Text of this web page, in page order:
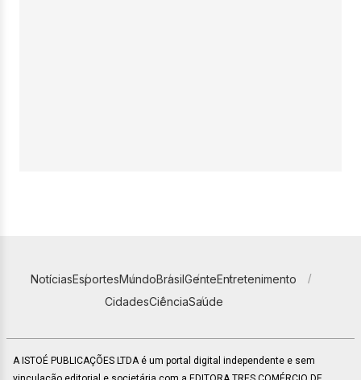
NotíciasEsportesMundoBrasilGenteEntretenimento
CidadesCiênciaSaúde
A ISTOÉ PUBLICAÇÕES LTDA é um portal digital independente e sem